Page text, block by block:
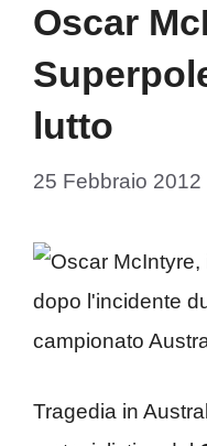
Oscar
lutto
25 Febbraio 2012
Tragedia in